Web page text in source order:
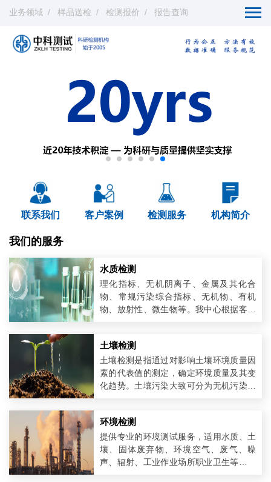
业务领域 样品送检 检测报价 报告查询
联系我们 客户案例 检测服务 机构简介
我们的服务
水质检测
理化指标、无机阴离子、金属及其化合
物、常规污染综合指标、无机物、有机
物、放射性、微生物等。我中心根据客户
多达130多项。
土壤检测
土壤检测是指通过对影响土壤环境质量因
素的代表值的测定，确定环境质量及其变
化趋势。土壤污染大致可分为无机污染物
环境检测
提供专业的环境测试服务，适用水质、土
壤、固体废弃物、环境空气、废气、噪
声、辐射、工业作业场所职业卫生等，测